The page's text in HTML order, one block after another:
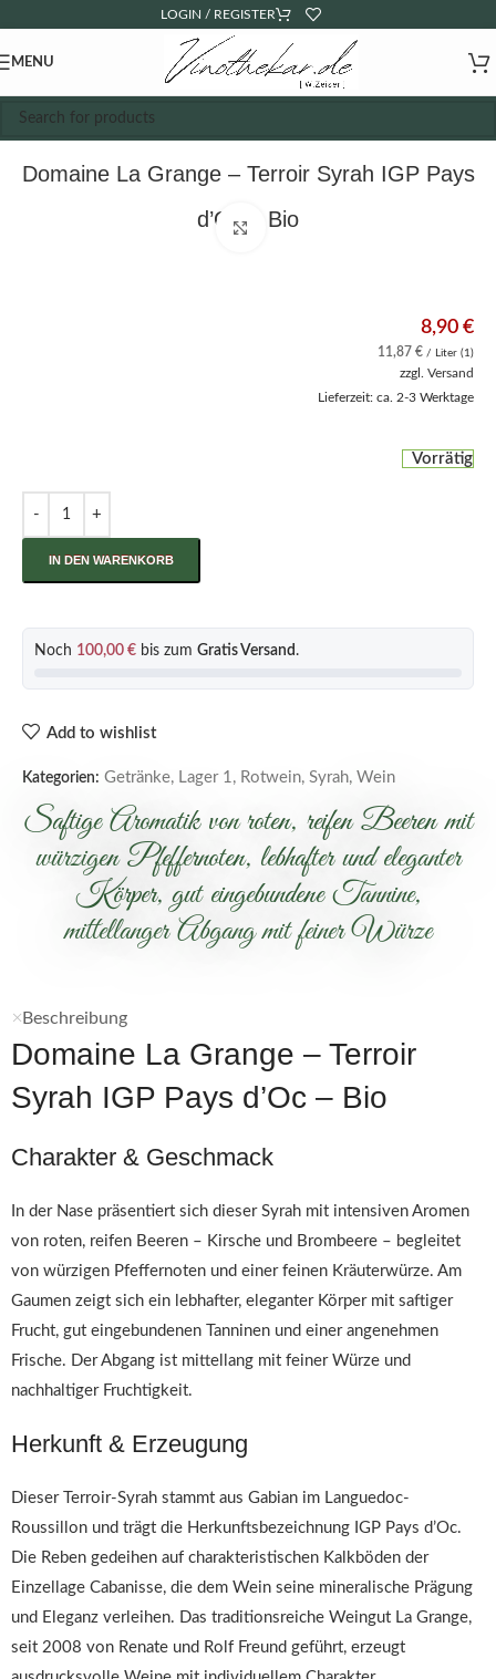
LOGIN / REGISTER
MENU
Domaine La Grange – Terroir Syrah IGP Pays
d’Oc – BioClick to enlarge
8,90 €
11,87 € / Liter (1)
zzgl. Versand
Lieferzeit: ca. 2-3 Werktage
Vorrätig
IN DEN WARENKORB
Noch 100,00 € bis zum Gratis Versand .
Add to wishlist
Kategorien: Getränke, Lager 1, Rotwein, Syrah, Wein
Saftige Aromatik von roten, reifen Beeren mit
würzigen Pfeffernoten, lebhafter und eleganter
Körper, gut eingebundene Tannine,
mittellanger Abgang mit feiner Würze
Beschreibung
Domaine La Grange – Terroir
Syrah IGP Pays d’Oc – Bio
Charakter & Geschmack
In der Nase präsentiert sich dieser Syrah mit intensiven Aromen
von roten, reifen Beeren – Kirsche und Brombeere – begleitet
von würzigen Pfeffernoten und einer feinen Kräuterwürze. Am
Gaumen zeigt sich ein lebhafter, eleganter Körper mit saftiger
Frucht, gut eingebundenen Tanninen und einer angenehmen
Frische. Der Abgang ist mittellang mit feiner Würze und
nachhaltiger Fruchtigkeit.
Herkunft & Erzeugung
Dieser Terroir-Syrah stammt aus Gabian im Languedoc-
Roussillon und trägt die Herkunftsbezeichnung IGP Pays d’Oc.
Die Reben gedeihen auf charakteristischen Kalkböden der
Einzellage Cabanisse, die dem Wein seine mineralische Prägung
und Eleganz verleihen. Das traditionsreiche Weingut La Grange,
seit 2008 von Renate und Rolf Freund geführt, erzeugt